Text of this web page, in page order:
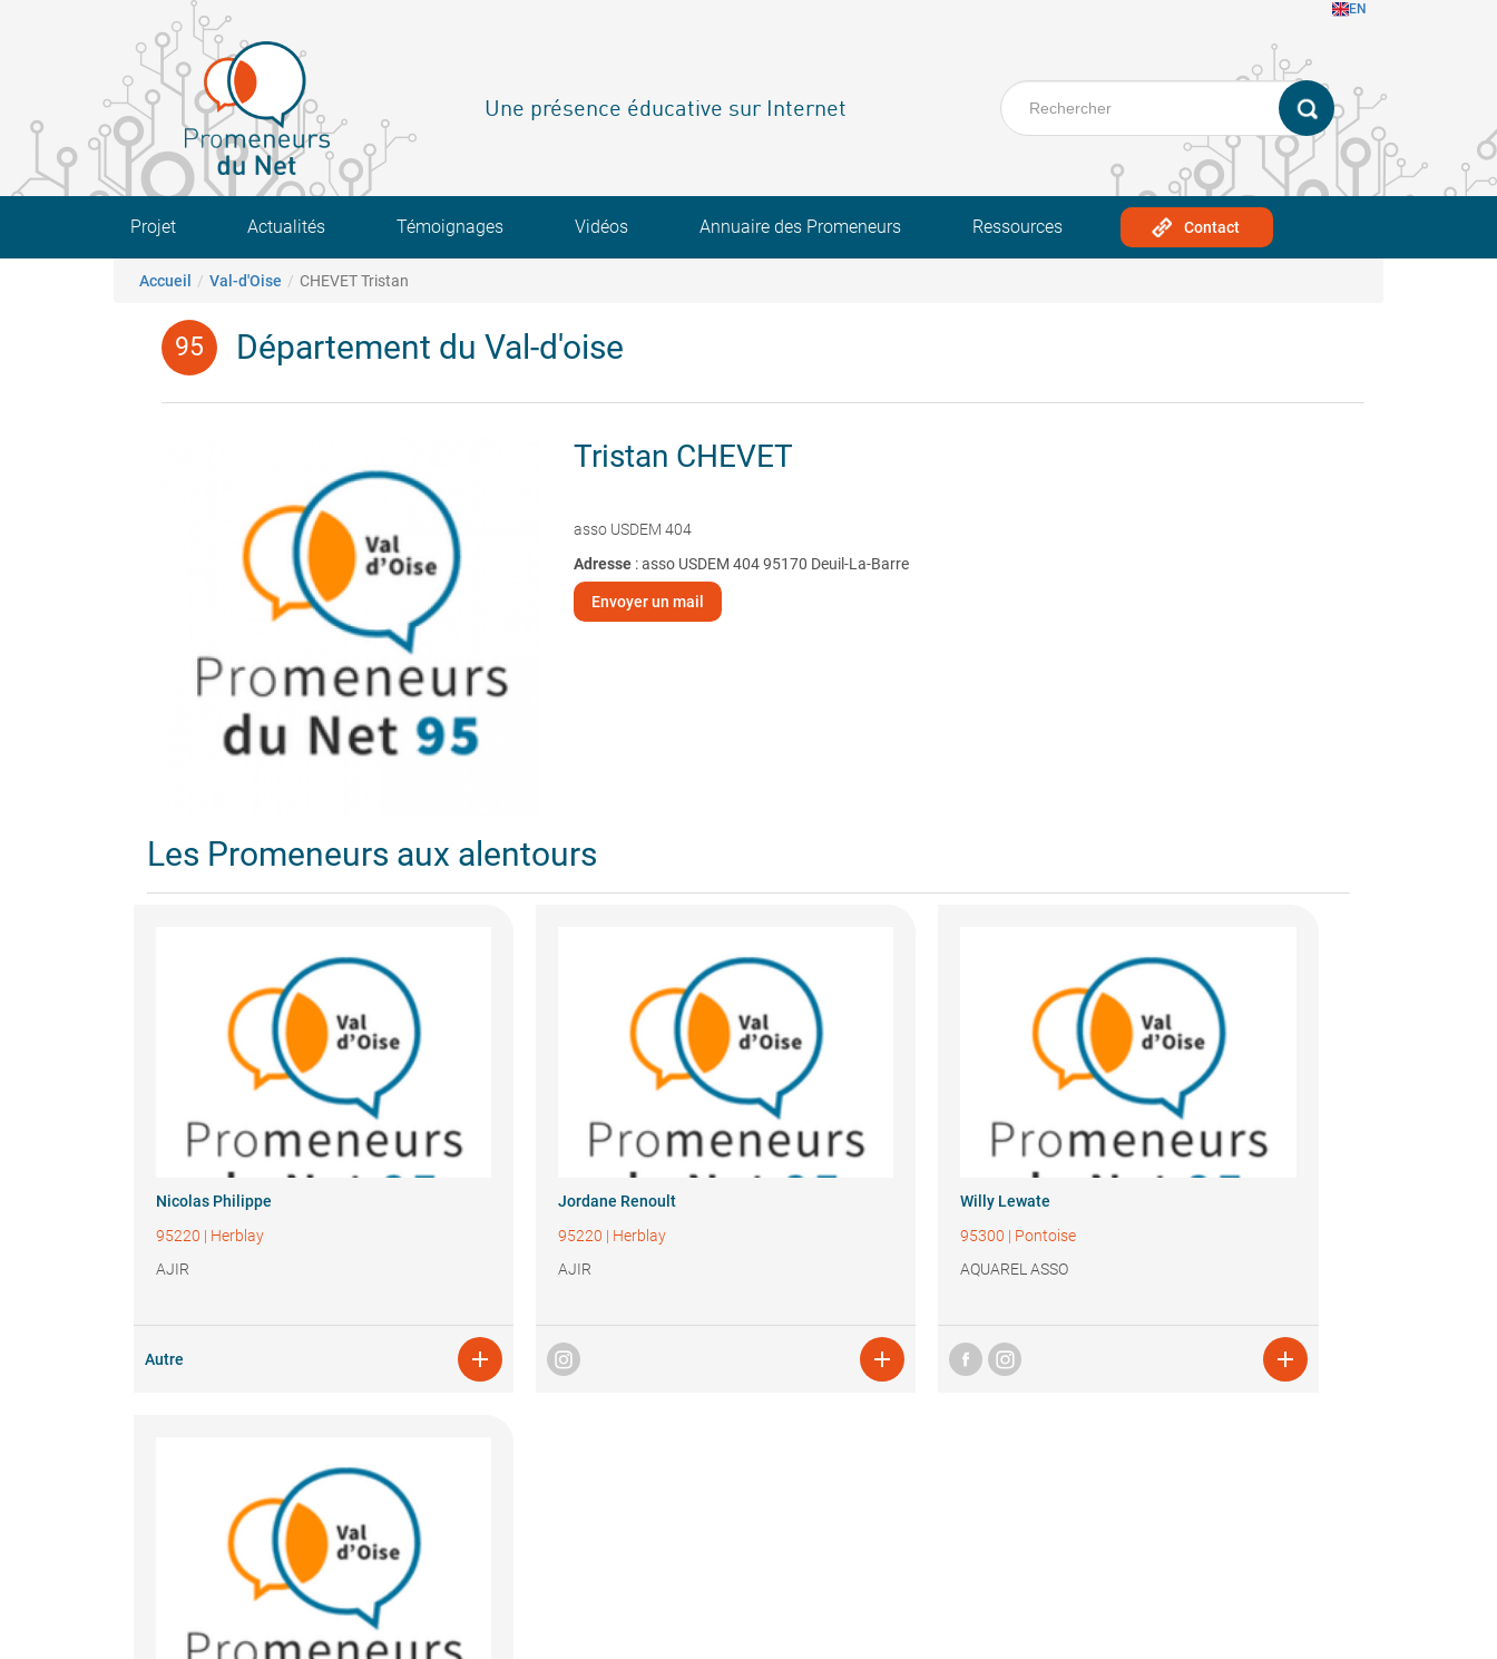
EN
Une présence éducative sur Internet
Main navigation
Projet Actualités Témoignages Vidéos Annuaire des Promeneurs Ressources Contact
Fil d'Ariane
Accueil Val-d'Oise CHEVET Tristan
Département du Val-d'oise
Tristan CHEVET
asso USDEM 404
Adresse : asso USDEM 404 95170 Deuil-La-Barre
Envoyer un mail
Les Promeneurs aux alentours
Nicolas Philippe
95220 | Herblay
AJIR
Autre 
Jordane Renoult
95220 | Herblay
AJIR

Willy Lewate
95300 | Pontoise
AQUAREL ASSO
